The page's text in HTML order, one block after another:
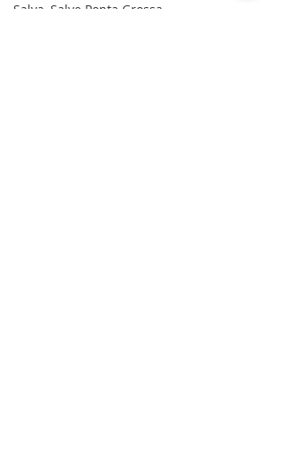
Salva, Salve Ponta Grossa